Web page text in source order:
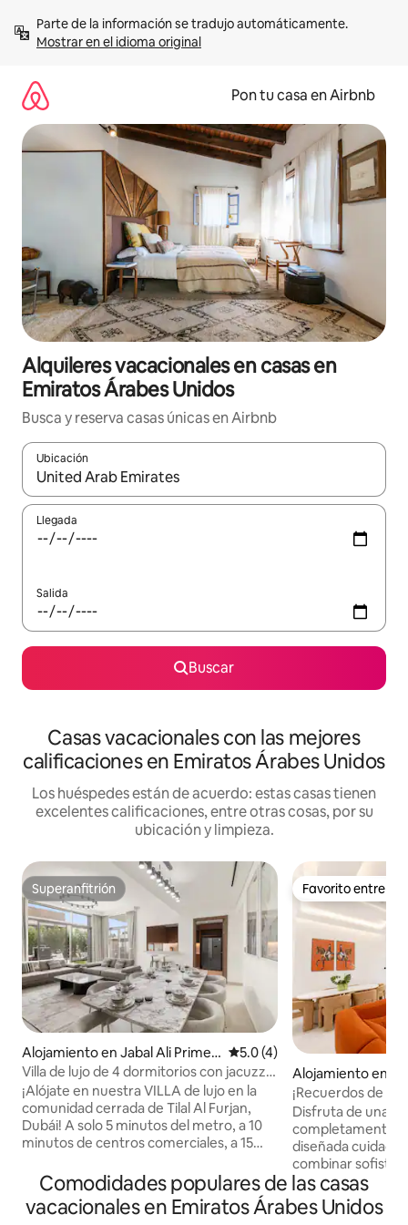
contenidoMostrar en el idioma original
Pon tu casa en Airbnb
Alquileres vacacionales en casas en
Emiratos Árabes Unidos
Busca y reserva casas únicas en Airbnb
Ubicación
Cuando los resultados estén disponibles, navega con las
Llegada
Salida
Buscar
Casas vacacionales con las mejores
calificaciones en Emiratos Árabes Unidos
Los huéspedes están de acuerdo: estas casas tienen
excelentes calificaciones, entre otras cosas, por su
ubicación y limpieza.
Superanfitrión
Superanfitrión
Alojamiento en Jabal Ali Primer
o
Calificación promedio: 5.0
5.0 (4)
Villa de lujo de 4 dormitorios con jacuzzi
y zona de barbacoa
¡Alójate en nuestra VILLA de lujo en la
comunidad cerrada de Tilal Al Furjan,
Dubái! A solo 5 minutos del metro, a 10
minutos de centros comerciales, a 15
Jumeirah. La unidad de 350 metros
cuadrados cuenta con 4 dormitorios,
cuarto de servicio, cada uno con su
Favorito entre
Favorito entre
Alojamiento en Al
uarto
¡Recuerdos de
+ piscina +
Disfruta de una
completamente
diseñada
combinar
funcionalidad
experiencia de
ideal para
Comodidades populares de las casas
vacacionales en Emiratos Árabes Unidos